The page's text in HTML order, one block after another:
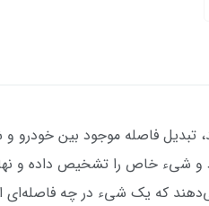
فاصله موجود بین خودرو
خاص را تشخیص داده و
که یک شیء در چه